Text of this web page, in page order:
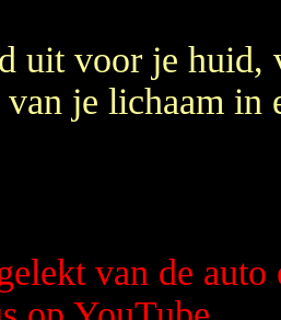
uit voor je huid,
je lichaam in
van de auto